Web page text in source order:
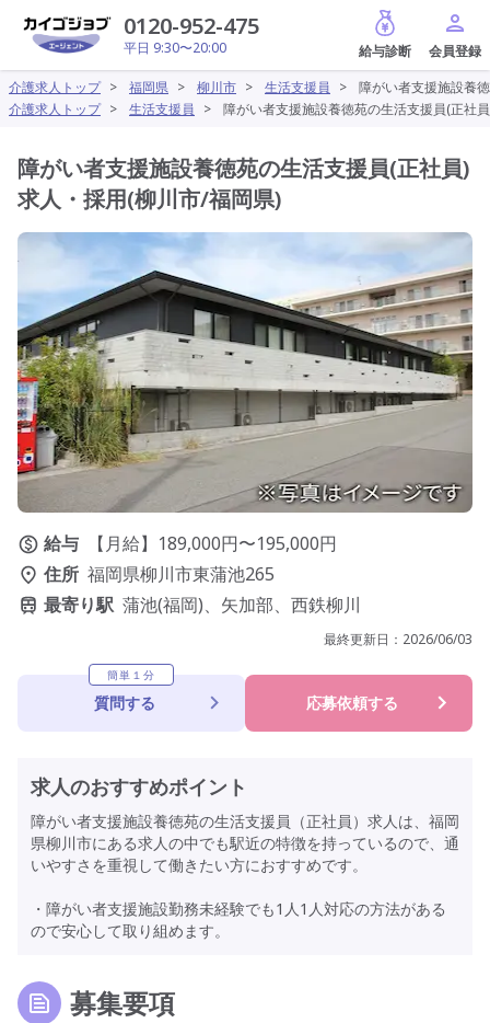
0120-952-475
平日 9:30〜20:00
給与診断
介護求人トップ > 福岡県 > 柳川市 > 生活支援員 >
障がい者支援施設養
介護求人トップ > 生活支援員 > 障がい者支援施設養徳苑の生活支援員(正社
障がい者支援施設養徳苑の生活支援員(正社員)
求人・採用(柳川市/福岡県)
給与
【月給】189,000円〜195,000円
住所 福岡県柳川市東蒲池265
最寄り駅 蒲池(福岡)、矢加部、西鉄柳川
最終更新日： 2026/06/03
簡単１分
質問する 応募依頼する
求人のおすすめポイント
障がい者支援施設養徳苑の生活支援員（正社員）求人は、福岡
県柳川市にある求人の中でも駅近の特徴を持っているので、通
いやすさを重視して働きたい方におすすめです。
・障がい者支援施設勤務未経験でも1人1人対応の方法がある
ので安心して取り組めます。
募集要項